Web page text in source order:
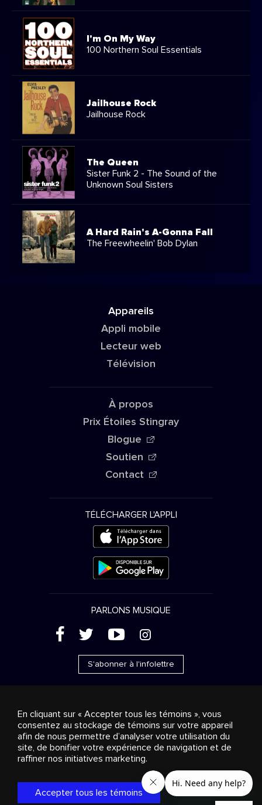
I'm On My Way
100 Northern Soul Essentials
Jailhouse Rock
Jailhouse Rock
The Queen
Sister Funk 2 - The Sound of the
Unknown Soul Sisters
A Hard Rain's A-Gonna Fall
The Freewheelin' Bob Dylan
Appareils
Appli mobile
Lecteur web
Télévision
À propos
Prix Étoiles Stingray
Blogue
Soutien
Contact
TÉLÉCHARGER L'APPLI
PARLONS MUSIQUE
( ' + &
S'abonner à l'infolettre
Ventes publicitaires
Diffusion & distribution
Consommateurs
Solutions d’affaires Radio
propos
Cookies settings
© 2018-2025 Groupe Stingray Inc. Tous droits réservés.
, VOS AMBIANCES MUSICALES
et les autres
marques et logos reliés sont des marques de commerce du
Groupe Stingray au Canada, aux États-Unis et dans les autres
En cliquant sur « Accepter tous les témoins », vous
consentez au stockage de témoins sur votre appareil
afin de nous permettre d’analyser votre utilisation du
site, de bonifier votre expérience de navigation et de
raffiner nos initiatives marketing.
Accepter tous les témoins